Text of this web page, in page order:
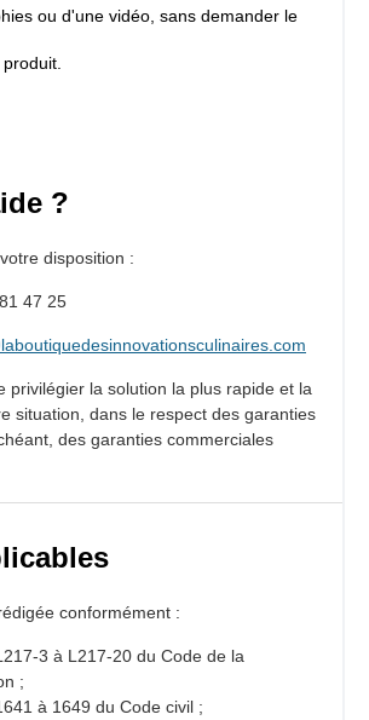
ou d'une vidéo, sans demander le
?
disposition :
47 25
privilégier la solution la plus rapide et la
situation, dans le respect des garanties
des garanties commerciales
conformément :
3 à L217-20 du Code de la
;
à 1649 du Code civil ;